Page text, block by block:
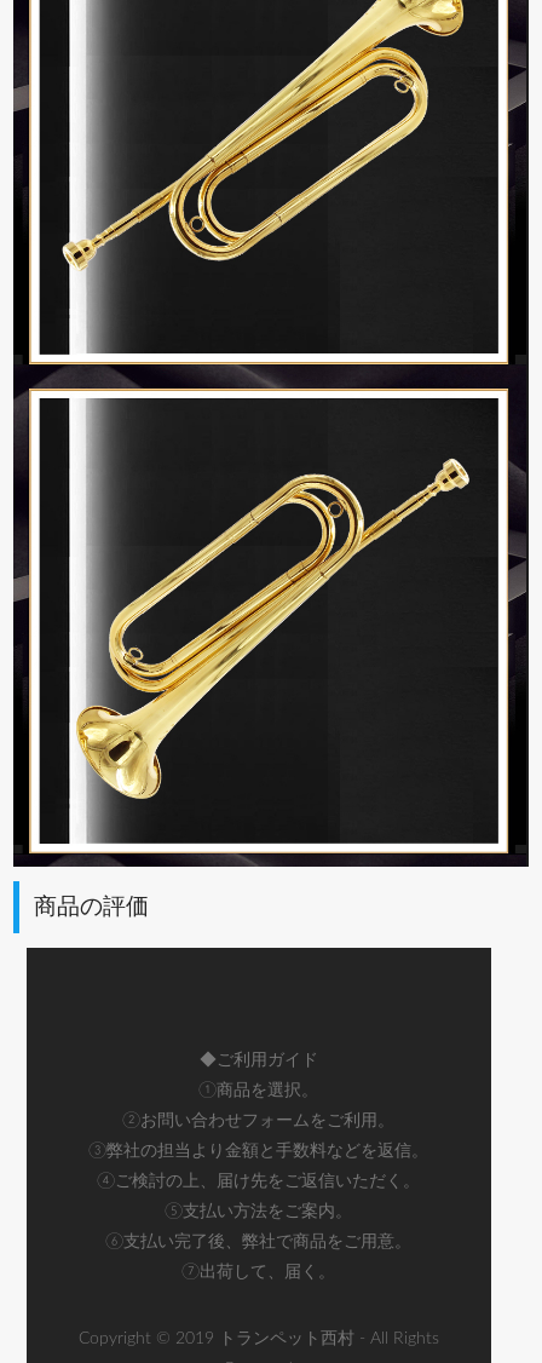
商品の評価
◆ご利用ガイド
①商品を選択。
②お問い合わせフォームをご利用。
③弊社の担当より金額と手数料などを返信。
④ご検討の上、届け先をご返信いただく。
⑤支払い方法をご案内。
⑥支払い完了後、弊社で商品をご用意。
⑦出荷して、届く。
Copyright © 2019 トランペット西村 - All Rights